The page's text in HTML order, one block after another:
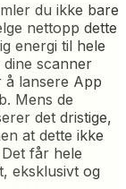
du ikke bare
nettopp dette
energi til hele
scanner
lansere App
Mens de
det dristige,
at dette ikke
får hele
eksklusivt og